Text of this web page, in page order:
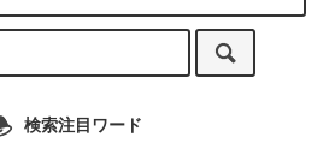
検索注目ワード